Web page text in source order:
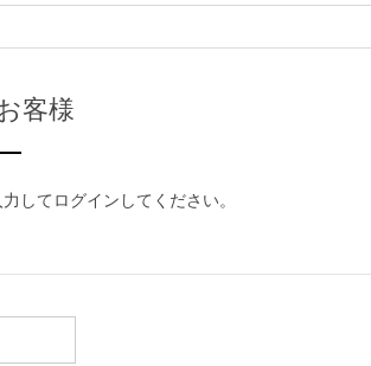
客様
してログインしてください。